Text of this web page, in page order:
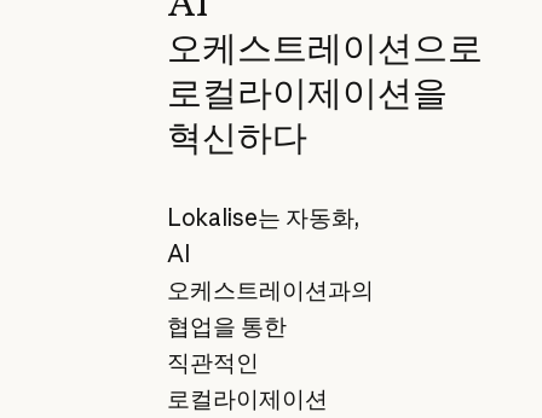
오케스트레이션으로
로컬라이제이션을
혁신하다
Lokalise는 자동화,
AI
오케스트레이션과의
협업을 통한
직관적인
로컬라이제이션